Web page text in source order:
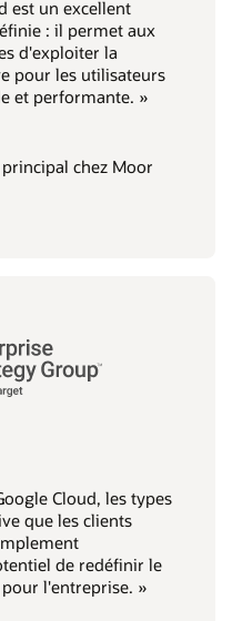
est un excellent
: il permet aux
d'exploiter la
pour les utilisateurs
et performante. »
chez Moor
Cloud, les types
que les clients
de redéfinir le
l'entreprise. »